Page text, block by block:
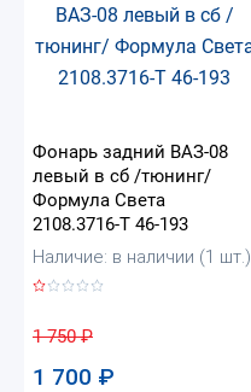
Фонарь задний ВАЗ-08
левый в сб /тюнинг/
Формула Света
2108.3716-Т 46-193
Наличие: в наличии (1 шт.)
1 750₽
1 700 ₽